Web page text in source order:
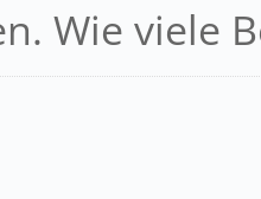
Wie viele